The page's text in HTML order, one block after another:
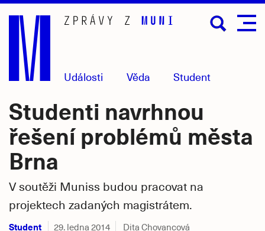
Přejít
hlavní
obsah
Události Věda Student
Studenti navrhnou
řešení problémů města
Brna
V soutěži Muniss budou pracovat na
projektech zadaných magistrátem.
Student 29. ledna 2014 Dita Chovancová